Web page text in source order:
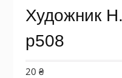
Художник
р508
20 ₴